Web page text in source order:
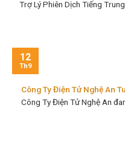
Trợ Lý Phiên Dịch Tiếng
Công Ty Điện Tử Nghệ An
Công Ty Điện Tử Nghệ An
12
Th9